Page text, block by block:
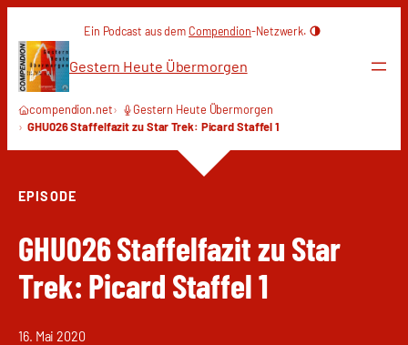
Inhalt
springen
Ein Podcast aus dem Compendion-Netzwerk.
Gestern Heute Übermorgen
compendion.net
Gestern Heute Übermorgen
GHU026 Staffelfazit zu Star Trek: Picard Staffel 1
EPISODE
GHU026 Staffelfazit zu Star
Trek: Picard Staffel 1
16. Mai 2020